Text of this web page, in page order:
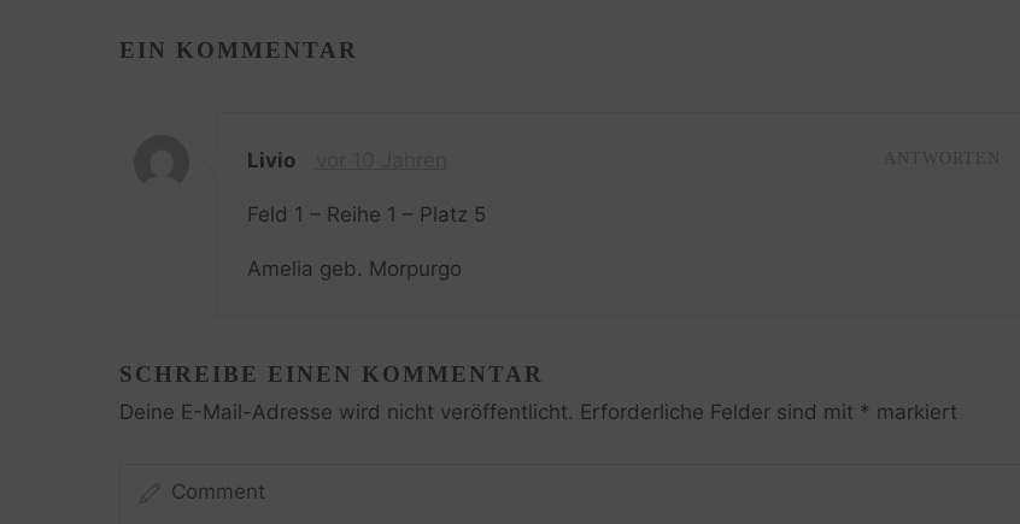
EIN KOMMENTAR
Livio
Feld 1 – Reihe 1 – Platz 5
Amelia geb. Morpurgo
SCHREIBE EINEN KOMMENTAR
Deine E-Mail-Adresse wird nicht veröffentlicht. Erforderliche Felder sind mit * markiert